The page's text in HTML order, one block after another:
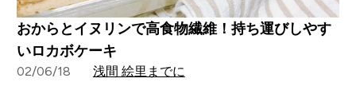
おからとイヌリンで高食物繊維！持ち運びしやす
いロカボケーキ
02/06/18 浅間 絵里までに